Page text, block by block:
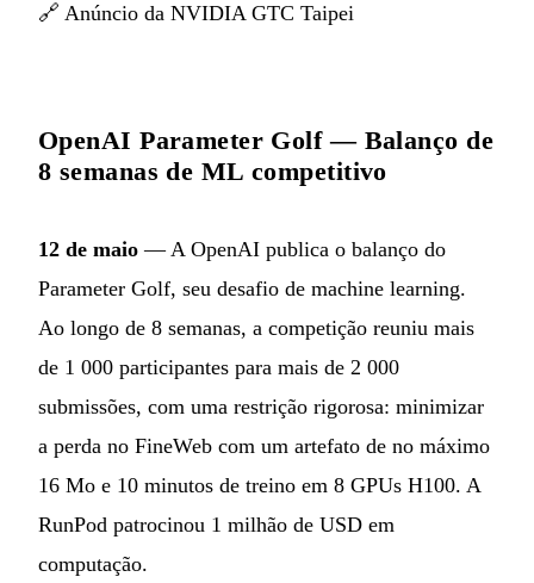
🔗 Anúncio da NVIDIA GTC Taipei
OpenAI Parameter Golf — Balanço de
8 semanas de ML competitivo
12 de maio — A OpenAI publica o balanço do
Parameter Golf, seu desafio de machine learning.
Ao longo de 8 semanas, a competição reuniu mais
de 1 000 participantes para mais de 2 000
submissões, com uma restrição rigorosa: minimizar
a perda no FineWeb com um artefato de no máximo
16 Mo e 10 minutos de treino em 8 GPUs H100. A
RunPod patrocinou 1 milhão de USD em
computação.